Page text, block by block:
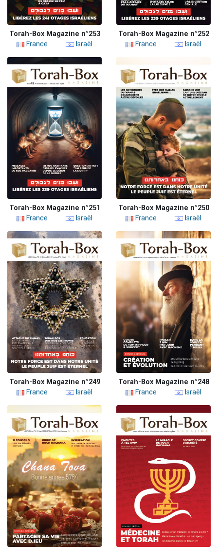
Torah-Box Magazine n°253
France
Israël
Torah-Box Magazine n°252
France
Israël
Torah-Box Magazine n°251
France
Israël
Torah-Box Magazine n°250
France
Israël
Torah-Box Magazine n°249
France
Israël
Torah-Box Magazine n°248
France
Israël